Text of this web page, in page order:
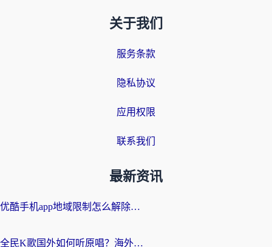
关于我们
服务条款
隐私协议
应用权限
联系我们
最新资讯
优酷手机app地域限制怎么解除？海外党亲测有效的追剧方案
全民K歌国外如何听原唱？海外党亲测有效的回国加速器选择指南